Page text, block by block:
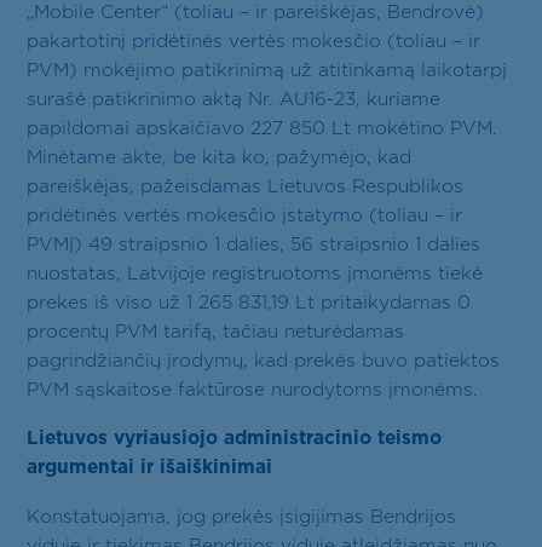
„Mobile Center“ (toliau – ir pareiškėjas, Bendrovė)
pakartotinį pridėtinės vertės mokesčio (toliau – ir
PVM) mokėjimo patikrinimą už atitinkamą laikotarpį
surašė patikrinimo aktą Nr. AU16-23, kuriame
papildomai apskaičiavo 227 850 Lt mokėtino PVM.
Minėtame akte, be kita ko, pažymėjo, kad
pareiškėjas, pažeisdamas Lietuvos Respublikos
pridėtinės vertės mokesčio įstatymo (toliau – ir
PVMĮ) 49 straipsnio 1 dalies, 56 straipsnio 1 dalies
nuostatas, Latvijoje registruotoms įmonėms tiekė
prekes iš viso už 1 265 831,19 Lt pritaikydamas 0
procentų PVM tarifą, tačiau neturėdamas
pagrindžiančių įrodymų, kad prekės buvo patiektos
PVM sąskaitose faktūrose nurodytoms įmonėms.
Lietuvos vyriausiojo administracinio teismo
argumentai ir išaiškinimai
Konstatuojama, jog prekės įsigijimas Bendrijos